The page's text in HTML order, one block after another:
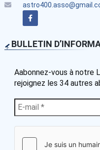
BULLETIN
Aabonnez-vous à notre
rejoignez les 34 autres